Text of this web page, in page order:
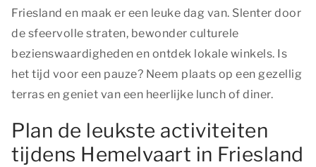
Friesland en maak er een leuke dag van. Slenter door
de sfeervolle straten, bewonder culturele
bezienswaardigheden en ontdek lokale winkels. Is
het tijd voor een pauze? Neem plaats op een gezellig
terras en geniet van een heerlijke lunch of diner.
Plan de leukste activiteiten
tijdens Hemelvaart in Friesland